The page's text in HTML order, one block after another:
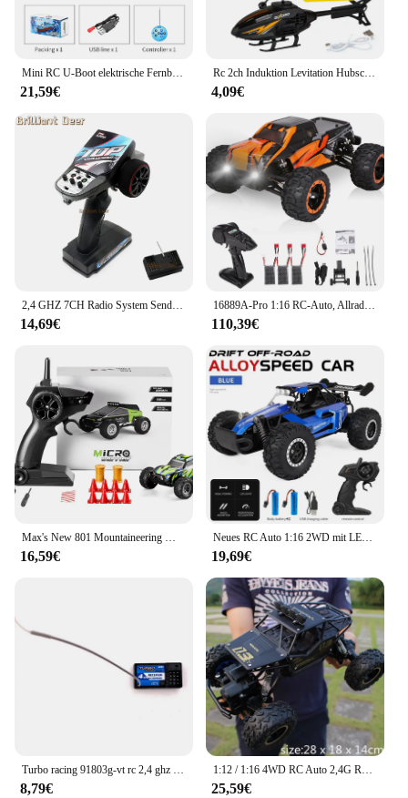
gift, these rc hubschrauber air wolf helicopters are
sure to delight.
Mini RC U-Boot elektrische Fernbedienung Boot wasserdicht Tauch spielzeug Simulations modell für Kinder Jungen Mädchen Kindertag Geschenk
21,59€
Rc 2ch Induktion Levitation Hubschrauber Sensor Geste Fernbedienung schwimmende Flugzeuge mit Lichtern Kinderspiel zeug Jungen Outdoor-Spiel
4,09€
2,4 GHZ 7CH Radio System Sender Empfänger mit Fernbedienung Led Licht Winde Kanäle Upgrade Teile Für RC Auto Boot tank
14,69€
16889A-Pro 1:16 RC-Auto, Allradantrieb, RC-Auto, 45 km/h, hohe Geschwindigkeit, 2840 bürstenloses Kraftfahrzeug, Geländewagen mit LED-Licht, 2 Batterien
110,39€
Max's New 801 Mountaineering Mini-Fernbedienungsfahrzeug, Geländewagen, Driftfahrzeug, 1:32, Spielzeugauto für Jungen für Kinder
16,59€
Neues RC Auto 1:16 2WD mit LED-Licht 2,4g 20 km/h Hochgeschwindigkeits-Offroad-Klettern Fernbedienung Auto Spielzeug Geschenke für Jungen Mädchen Kinder
19,69€
Turbo racing 91803g-vt rc 2,4 ghz 4ch funksender fernbedienung mit 4ch empfänger für rc auto boot pk FS-GT3B
8,79€
1:12 / 1:16 4WD RC Auto 2,4G Radio Control Auto Buggy Off-Road Fernbedienung Autos Lkw Jungen spielzeug für Kinder
25,59€